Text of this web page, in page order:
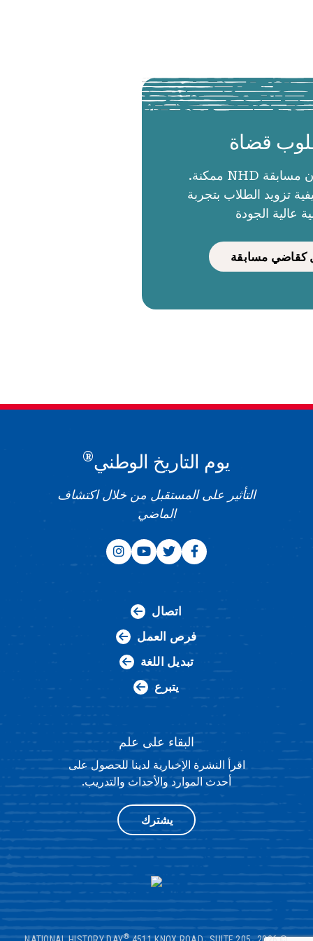
قضاة
الحكام يجعلون مسابقة NHD ممكنة.
تزويد الطلاب بتجربة
عالية الجودة
مسابقة
يوم التاريخ الوطني®
التأثير على المستقبل من خلال اكتشاف
الماضي
اتصال
فرص العمل
تبديل اللغة
يتبرع
البقاء على علم
اقرأ النشرة الإخبارية لدينا للحصول على
أحدث الموارد والأحداث والتدريب.
يشترك
®